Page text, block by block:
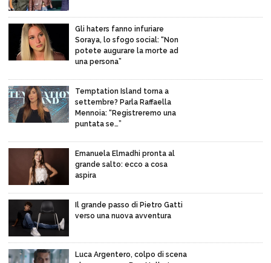
Gli haters fanno infuriare
Soraya, lo sfogo social: “Non
potete augurare la morte ad
una persona”
Temptation Island torna a
settembre? Parla Raffaella
Mennoia: “Registreremo una
puntata se…”
Emanuela Elmadhi pronta al
grande salto: ecco a cosa
aspira
Il grande passo di Pietro Gatti
verso una nuova avventura
Luca Argentero, colpo di scena